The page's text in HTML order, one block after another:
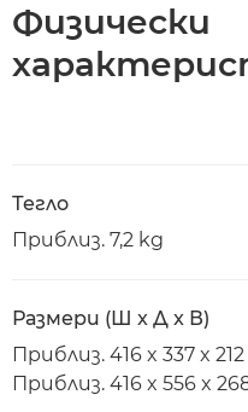
Физически
Тегло
Приблиз. 7,2 kg
Размери (Ш x Д x В)
Приблиз. 416 x 337 x
Приблиз. 416 x 556 x